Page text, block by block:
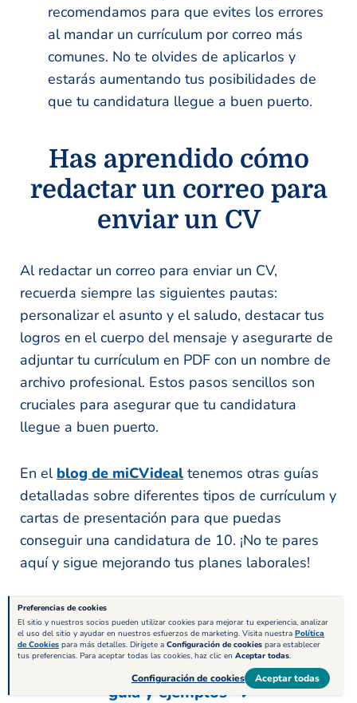
recomendamos para que evites los errores
al mandar un currículum por correo más
comunes. No te olvides de aplicarlos y
estarás aumentando tus posibilidades de
que tu candidatura llegue a buen puerto.
Has aprendido cómo
redactar un correo para
enviar un CV
Al redactar un correo para enviar un CV,
recuerda siempre las siguientes pautas:
personalizar el asunto y el saludo, destacar tus
logros en el cuerpo del mensaje y asegurarte de
adjuntar tu currículum en PDF con un nombre de
archivo profesional. Estos pasos sencillos son
cruciales para asegurar que tu candidatura
llegue a buen puerto.
En el blog de miCVideal tenemos otras guías
detalladas sobre diferentes tipos de currículum y
cartas de presentación para que puedas
conseguir una candidatura de 10. ¡No te pares
aquí y sigue mejorando tus planes laborales!
Artículos relacionados
Descripción personal en el currículum:
guía y ejemplos
Preferencias de cookies
El sitio y nuestros socios pueden utilizar cookies para mejorar tu experiencia, analizar
el uso del sitio y ayudar en nuestros esfuerzos de marketing. Visita nuestra Política
de Cookies para más detalles. Dirígete a Configuración de cookies para establecer
tus preferencias. Para aceptar todas las cookies, haz clic en Aceptar todas.
Configuración de cookies Aceptar todas